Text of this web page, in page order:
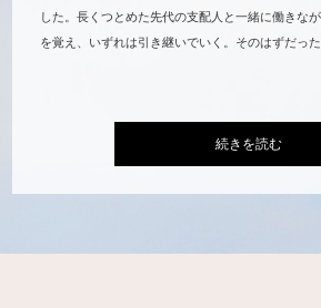
した。長くつとめた先代の支配人と一緒に働きな
を覚え、いずれは引き継いでいく。そのはずだった
続きを読む